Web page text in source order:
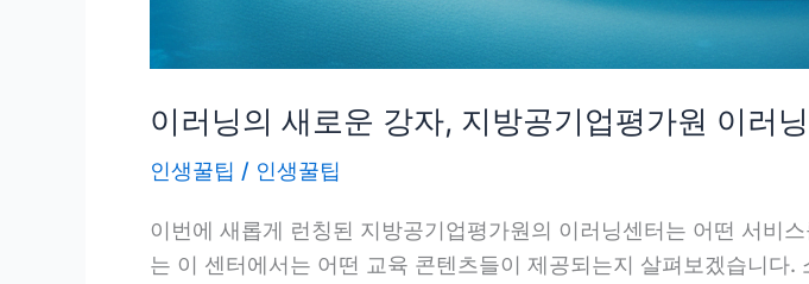
이러닝의 새로운 강자, 지방공기업평가원 이러
인생꿀팁 / 인생꿀팁
이번에 새롭게 런칭된 지방공기업평가원의 이러닝센터는 어떤 서비
는 이 센터에서는 어떤 교육 콘텐츠들이 제공되는지 살펴보겠습니